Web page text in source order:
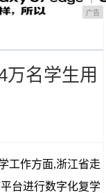
广告
万名学生用
工作方面,浙江省走
台进行数字化复学